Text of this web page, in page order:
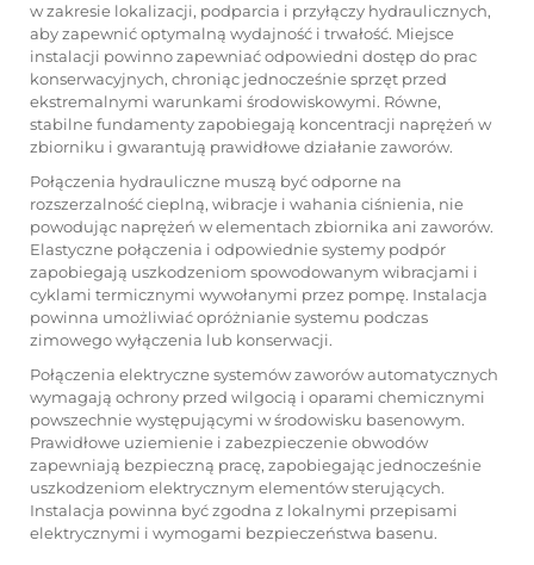
w zakresie lokalizacji, podparcia i przyłączy hydraulicznych,
aby zapewnić optymalną wydajność i trwałość. Miejsce
instalacji powinno zapewniać odpowiedni dostęp do prac
konserwacyjnych, chroniąc jednocześnie sprzęt przed
ekstremalnymi warunkami środowiskowymi. Równe,
stabilne fundamenty zapobiegają koncentracji naprężeń w
zbiorniku i gwarantują prawidłowe działanie zaworów.
Połączenia hydrauliczne muszą być odporne na
rozszerzalność cieplną, wibracje i wahania ciśnienia, nie
powodując naprężeń w elementach zbiornika ani zaworów.
Elastyczne połączenia i odpowiednie systemy podpór
zapobiegają uszkodzeniom spowodowanym wibracjami i
cyklami termicznymi wywołanymi przez pompę. Instalacja
powinna umożliwiać opróżnianie systemu podczas
zimowego wyłączenia lub konserwacji.
Połączenia elektryczne systemów zaworów automatycznych
wymagają ochrony przed wilgocią i oparami chemicznymi
powszechnie występującymi w środowisku basenowym.
Prawidłowe uziemienie i zabezpieczenie obwodów
zapewniają bezpieczną pracę, zapobiegając jednocześnie
uszkodzeniom elektrycznym elementów sterujących.
Instalacja powinna być zgodna z lokalnymi przepisami
elektrycznymi i wymogami bezpieczeństwa basenu.